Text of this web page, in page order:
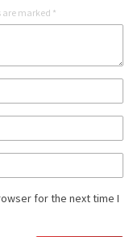
are marked *
for the next time I